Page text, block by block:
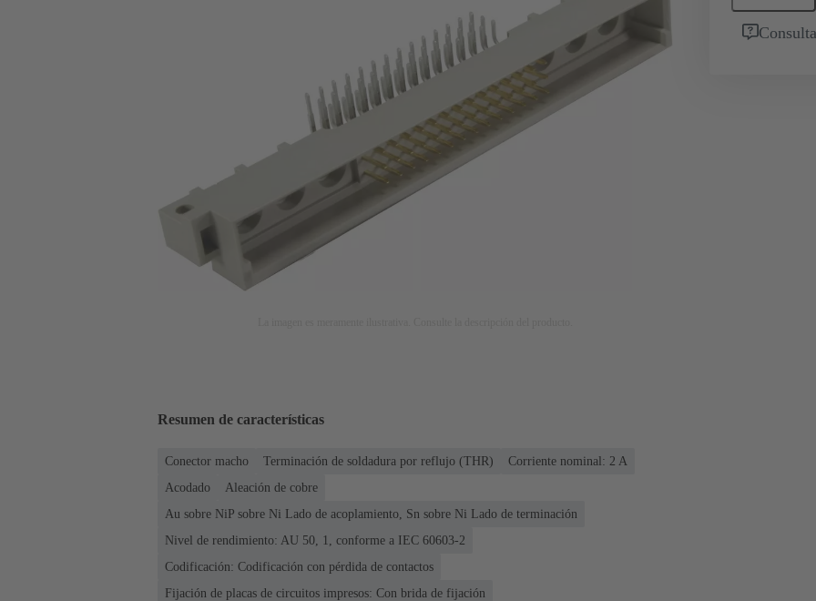
Resumen de características
Conector macho Terminación de soldadura por reflujo (THR)
Corriente nominal: ‌2 A
Acodado
Aleación de cobre
Au sobre NiP sobre Ni Lado de acoplamiento, Sn sobre Ni Lado de terminación
Nivel de rendimiento: AU 50, 1, conforme a IEC 60603-2
Codificación: Codificación con pérdida de contactos
Fijación de placas de circuitos impresos: Con brida de fijación